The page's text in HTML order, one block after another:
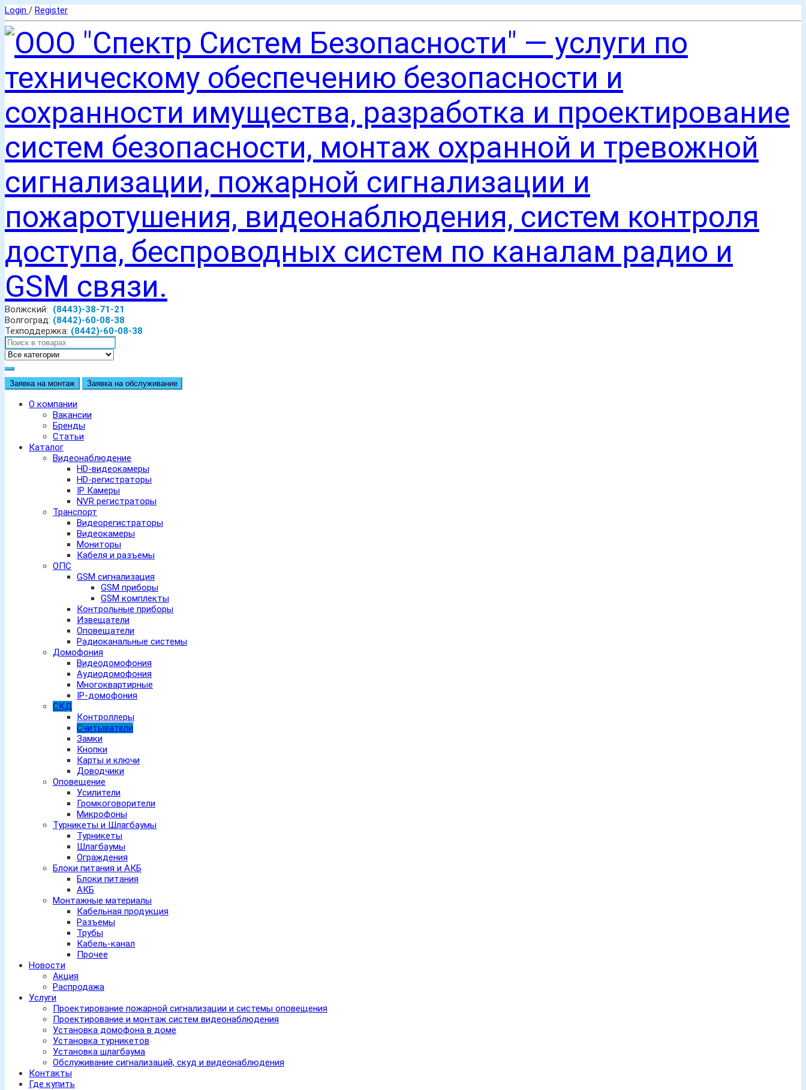
Login / Register
Волжский: (8443)-38-71-21
Волгоград: (8442)-60-08-38
Техподдержка: (8442)-60-08-38
Заявка на монтаж Заявка на обслуживание
О компании
Вакансии
Бренды
Статьи
Каталог
Видеонаблюдение
HD-видеокамеры
HD-регистраторы
IP Камеры
NVR регистраторы
Транспорт
Видеорегистраторы
Видеокамеры
Мониторы
Кабеля и разъемы
ОПС
GSM сигнализация
GSM приборы
GSM комплекты
Контрольные приборы
Извещатели
Оповещатели
Радиоканальные системы
Домофония
Видеодомофония
Аудиодомофония
Многоквартирные
IP-домофония
СКД
Контроллеры
Считыватели
Замки
Кнопки
Карты и ключи
Доводчики
Оповещение
Усилители
Громкоговорители
Микрофоны
Турникеты и Шлагбаумы
Турникеты
Шлагбаумы
Ограждения
Блоки питания и АКБ
Блоки питания
АКБ
Монтажные материалы
Кабельная продукция
Разъемы
Трубы
Кабель-канал
Прочее
Новости
Акция
Распродажа
Услуги
Проектирование пожарной сигнализации и системы оповещения
Проектирование и монтаж систем видеонаблюдения
Установка домофона в доме
Установка турникетов
Установка шлагбаума
Обслуживание сигнализаций, скуд и видеонаблюдения
Контакты
Где купить